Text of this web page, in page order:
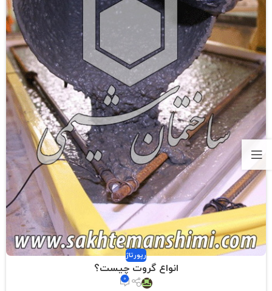
رپورتاژ
انواع گروت چیست؟
0